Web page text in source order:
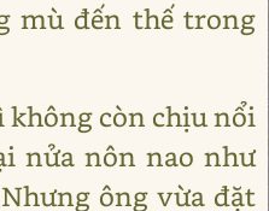
mù đến thế trong
không còn chịu nổi
nửa nôn nao như
ông vừa đặt